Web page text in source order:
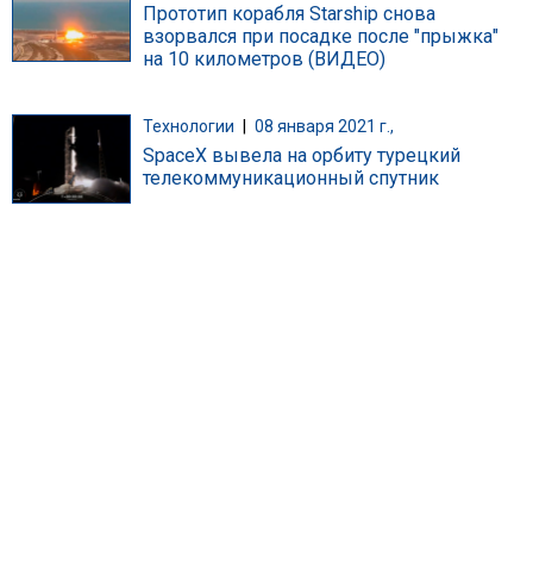
Прототип корабля Starship снова
взорвался при посадке после "прыжка"
на 10 километров (ВИДЕО)
Технологии 08 января 2021 г.,
SpaceX вывела на орбиту турецкий
телекоммуникационный спутник